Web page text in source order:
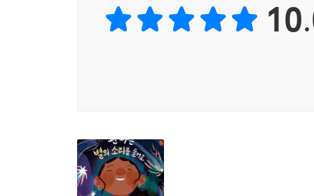
이 책은 또한 ‘포용적 과학’의 힘을 생생하게 보
영감을 주었다. 푸에르토리코의 ‘해와 달’ 극장
지금까지 맞이하지 못한 지식의 대폭발을 가져
차이에 대한 두려움과 혐오가 점점 퍼지는 이 시대